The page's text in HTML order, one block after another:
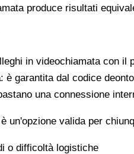
produce risultati
in videochiamata con il
: è garantita dal codice
una connessione
un'opzione valida per
o difficoltà logistiche